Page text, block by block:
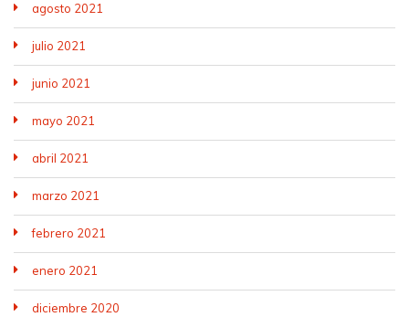
agosto 2021
julio 2021
junio 2021
mayo 2021
abril 2021
marzo 2021
febrero 2021
enero 2021
diciembre 2020